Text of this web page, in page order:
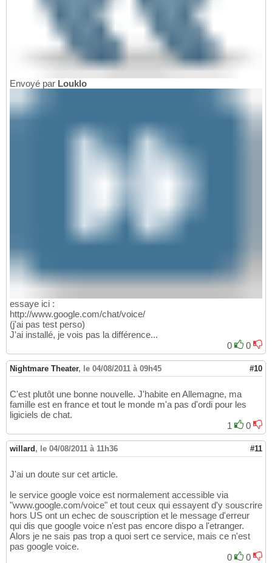
Envoyé par Louklo
essaye ici :
http://www.google.com/chat/voice/
(j'ai pas test perso)
J'ai installé, je vois pas la différence...
0
0
Nightmare Theater, le 04/08/2011 à 09h45 #10
C'est plutôt une bonne nouvelle. J'habite en Allemagne, ma
famille est en france et tout le monde m'a pas d'ordi pour les
ligiciels de chat.
1
0
willard , le 04/08/2011 à 11h36 #11
J'ai un doute sur cet article.
le service google voice est normalement accessible via
"www.google.com/voice" et tout ceux qui essayent d'y souscrire
hors US ont un echec de souscription et le message d'erreur
qui dis que google voice n'est pas encore dispo a l'etranger.
Alors je ne sais pas trop a quoi sert ce service, mais ce n'est
pas google voice.
0
0